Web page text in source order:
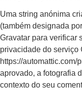
Uma string anónima
(também designada
Gravatar para verificar
privacidade do serviço
https://automattic.com/
aprovado, a fotografia
contexto do seu